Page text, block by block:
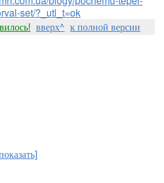
set/?_utl_t=ok
вверх^ к полной версии